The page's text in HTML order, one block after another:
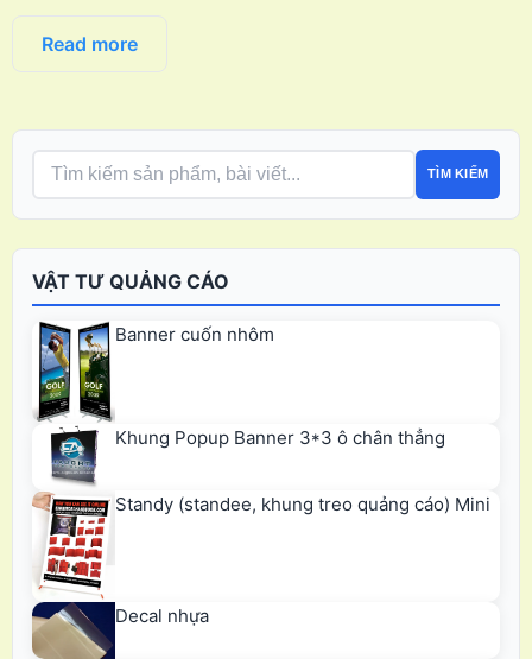
Read more
TÌM KIẾM
VẬT TƯ QUẢNG CÁO
Banner cuốn nhôm
Khung Popup Banner 3*3 ô chân thẳng
Standy (standee, khung treo quảng cáo) Mini
Decal nhựa